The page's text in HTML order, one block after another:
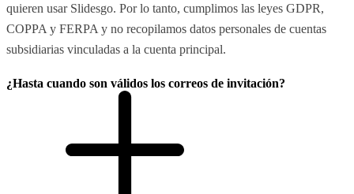
quieren usar Slidesgo. Por lo tanto, cumplimos las leyes GDPR,
COPPA y FERPA y no recopilamos datos personales de cuentas
subsidiarias vinculadas a la cuenta principal.
¿Hasta cuando son válidos los correos de invitación?